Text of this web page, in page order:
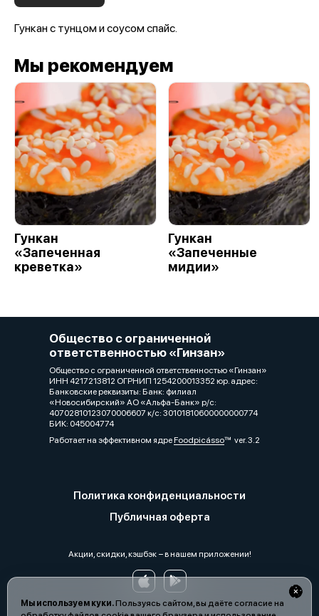
Мы используем куки.Пользуясь сайтом, вы даёте согласие на
Гункан с тунцом и соусом спайс.
Мы рекомендуем
Гункан
«Запеченная
креветка»
Гункан
«Запеченные
мидии»
Общество с ограниченной
ответственностью «Гинзан»
Общество с ограниченной ответственностью «Гинзан»
ИНН 4217213812 ОГРНИП 1254200013352 юр. адрес:
Банковские реквизиты: Банк: филиал
«Новосибирский» АО «Альфа-Банк» р/с:
40702810123070006607 к/с: 30101810600000000774
БИК: 045004774
Работает на эффективном ядреFoodpicássover. 3.2
Политика конфиденциальности
Публичная оферта
Акции, скидки, кэшбэк − в нашем приложении!